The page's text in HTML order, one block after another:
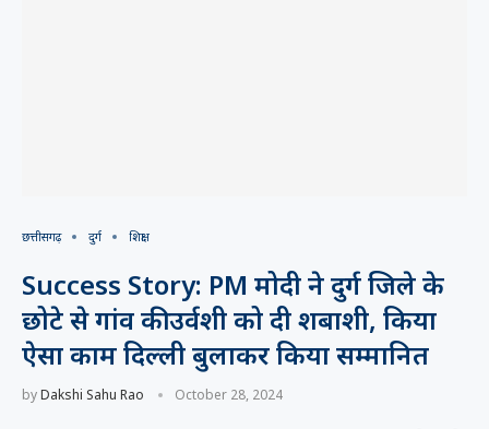
छत्तीसगढ़ दुर्ग शिक्षा
Success Story: PM मोदी ने दुर्ग जिले के
छोटे से गांव की उर्वशी को दी शबाशी, किया
ऐसा काम दिल्ली बुलाकर किया सम्मानित
byDakshi Sahu Rao October 28, 2024